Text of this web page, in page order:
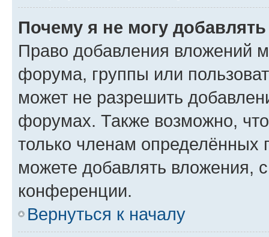
Почему я не могу
Право добавления вложений
форума, группы или
может не разрешить
форумах. Также возможно,
только членам определённых
можете добавлять вложения,
конференции.
Вернуться к началу